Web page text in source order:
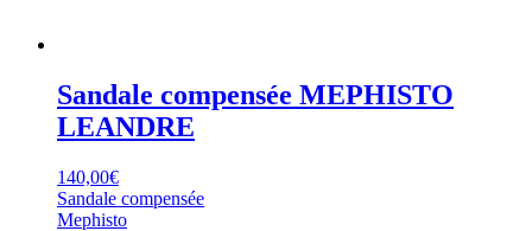
Sandale compensée MEPHISTO
LEANDRE
140,00€
Sandale compensée
Mephisto